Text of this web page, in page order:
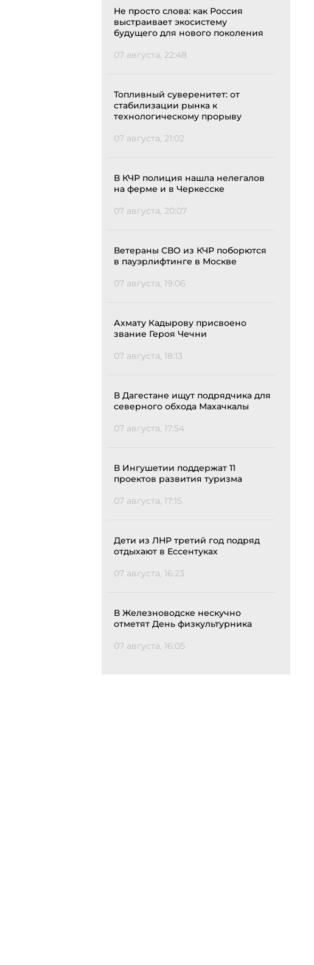
Не просто слова: как Россия
выстраивает экосистему
будущего для нового поколения
07 августа, 22:48
Топливный суверенитет: от
стабилизации рынка к
технологическому прорыву
07 августа, 21:02
В КЧР полиция нашла нелегалов
на ферме и в Черкесске
07 августа, 20:07
Ветераны СВО из КЧР поборются
в пауэрлифтинге в Москве
07 августа, 19:06
Ахмату Кадырову присвоено
звание Героя Чечни
07 августа, 18:13
В Дагестане ищут подрядчика для
северного обхода Махачкалы
07 августа, 17:54
В Ингушетии поддержат 11
проектов развития туризма
07 августа, 17:15
Дети из ЛНР третий год подряд
отдыхают в Ессентуках
07 августа, 16:23
В Железноводске нескучно
отметят День физкультурника
07 августа, 16:05